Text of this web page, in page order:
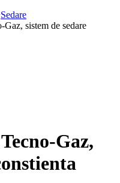
Sedare
sistem de sedare
Gaz,